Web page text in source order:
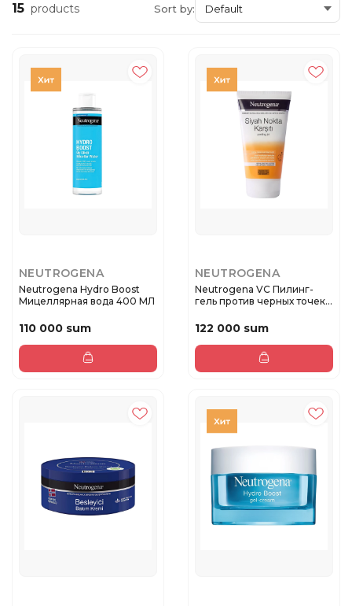
15 products Sort by:
NEUTROGENA
Neutrogena Hydro Boost
Мицеллярная вода 400 МЛ
110 000 sum
NEUTROGENA
Neutrogena VC Пилинг-
гель против черных точек
122 000 sum